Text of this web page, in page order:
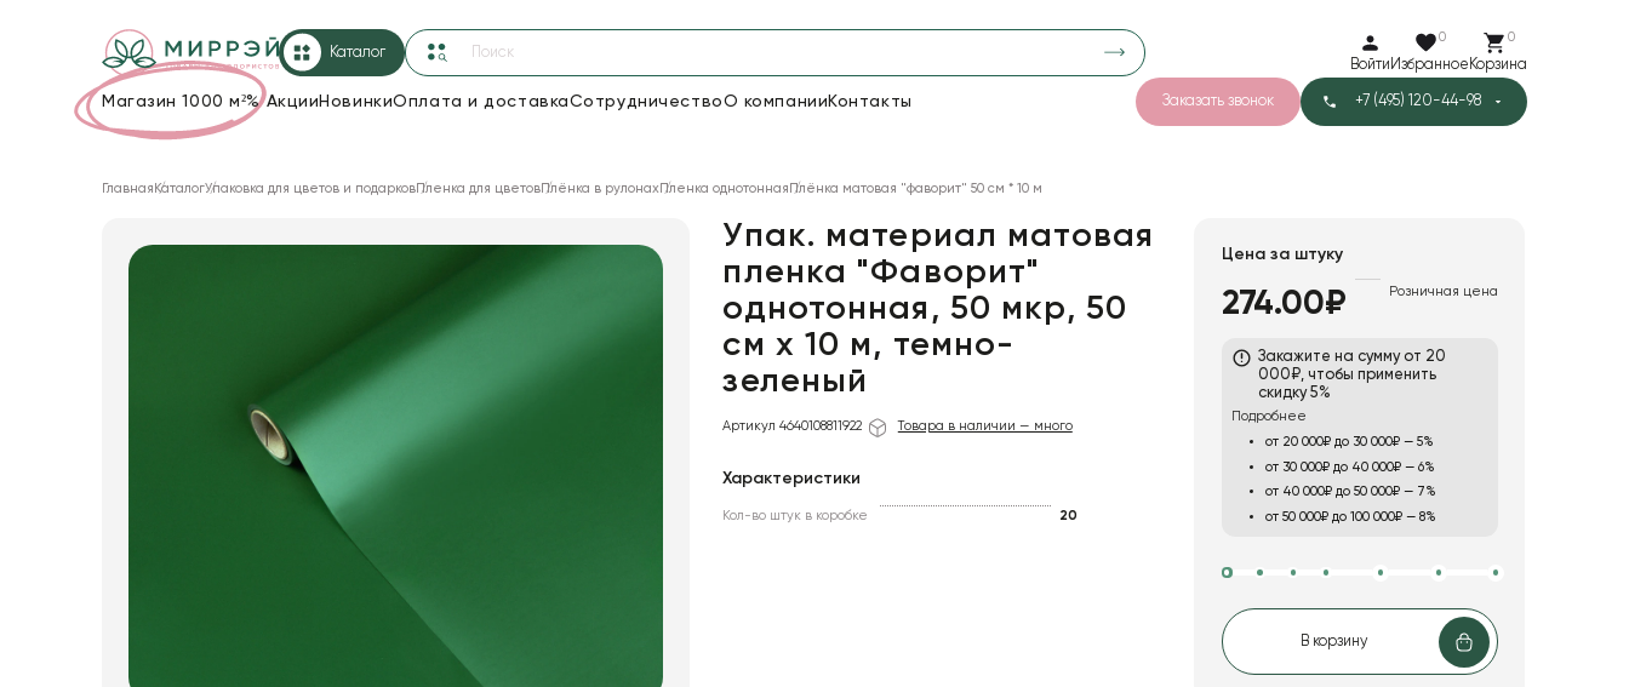
Каталог
Войти
0
Избранное
0
Корзина
Магазин 1000 м²%Акции НовинкиОплата и доставкаСотрудничествоО компании Контакты Заказать звонок +7 (495) 120-44-98
Пленка
18
Сетка6
Корзины и плетеные изделия
Товары для флористов
Пакеты для цветов и подарков
Искусственные цветы и растения
Главная КаталогУпаковка для цветов и подарковПленка для цветовПлёнка в рулонахПленка однотонная Плёнка матовая "фаворит" 50 см * 10 м
Упак. материал матовая
пленка "Фаворит"
однотонная, 50 мкр, 50
см х 10 м, темно-
зеленый
Артикул 4640108811922 Товара в наличии — много
Характеристики
Кол-во штук в коробке 20
Цена за штуку
274.00₽ Розничная цена
Закажите на сумму от 20
000₽, чтобы применить
скидку 5%
Подробнее
от 20 000₽ до 30 000₽ — 5%
от 30 000₽ до 40 000₽ — 6%
от 40 000₽ до 50 000₽ — 7%
от 50 000₽ до 100 000₽ — 8%
В корзину